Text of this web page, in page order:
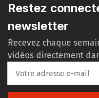
Restez
newsletter
Recevez chaque
vidéos directement